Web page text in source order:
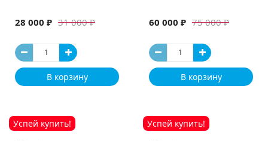
машина
31 000 ₽
28 000 ₽
В корзину
75 000 ₽
60 000 ₽
В корзину
Успей купить! Успей купить!